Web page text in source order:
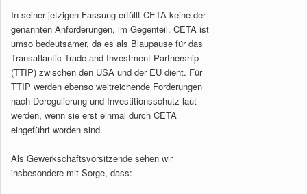
In seiner jetzigen Fassung erfüllt CETA keine der
genannten Anforderungen, im Gegenteil. CETA ist
umso bedeutsamer, da es als Blaupause für das
Transatlantic Trade and Investment Partnership
(TTIP) zwischen den USA und der EU dient. Für
TTIP werden ebenso weitreichende Forderungen
nach Deregulierung und Investitionsschutz laut
werden, wenn sie erst einmal durch CETA
eingeführt worden sind.
Als Gewerkschaftsvorsitzende sehen wir
insbesondere mit Sorge, dass: